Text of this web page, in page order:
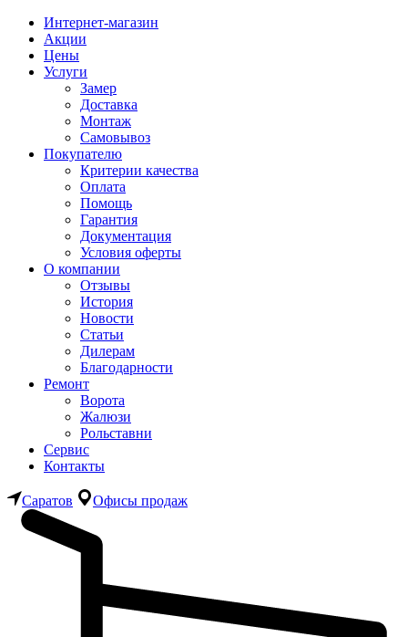
Интернет-магазин
Акции
Цены
Услуги
Замер
Доставка
Монтаж
Самовывоз
Покупателю
Критерии качества
Оплата
Помощь
Гарантия
Документация
Условия оферты
О компании
Отзывы
История
Новости
Статьи
Дилерам
Благодарности
Ремонт
Ворота
Жалюзи
Рольставни
Сервис
Контакты
Саратов Офисы продаж